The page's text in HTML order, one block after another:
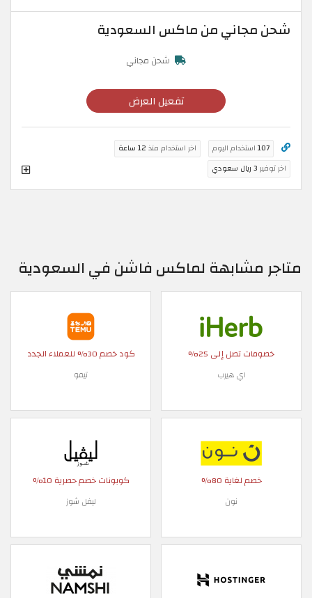
شحن مجاني من ماكس السعودية
شحن مجاني
تفعيل العرض
107 استخدام اليوم اخر استخدام منذ 12 ساعة
اخر توفير 3 ريال سعودي
متاجر مشابهة لماكس فاشن في السعودية
خصومات تصل إلى 25%
اي هيرب
كود خصم 30% للعملاء الجدد
تيمو
خصم لغاية 80%
نون
كوبونات خصم حصرية 10%
ليفل شوز